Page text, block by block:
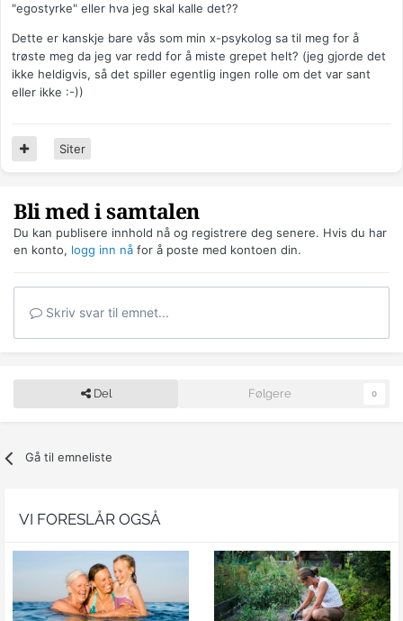
"egostyrke" eller hva jeg skal kalle det??
Dette er kanskje bare vås som min x-psykolog sa til meg for å
trøste meg da jeg var redd for å miste grepet helt? (jeg gjorde det
ikke heldigvis, så det spiller egentlig ingen rolle om det var sant
eller ikke :-))
Siter
Bli med i samtalen
Du kan publisere innhold nå og registrere deg senere. Hvis du har
en konto, logg inn nå for å poste med kontoen din.
Skriv svar til emnet...
Del Følgere 0
Gå til emneliste
VI FORESLÅR OGSÅ